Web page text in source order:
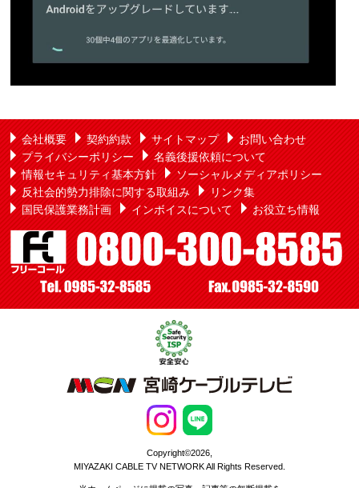
会社概要 契約約款 サイトマップ
お問い合わせ
プライバシーポリシー
名義後援依頼について
情報セキュリティ基本方針
ソーシャルメディアポリシー
反社会的勢力排除に関する取組み
リンク集
国民保護業務計画
インボイスについて お役立ち情報
Copyright©2026,
MIYAZAKI CABLE TV NETWORK All Rights Reserved.